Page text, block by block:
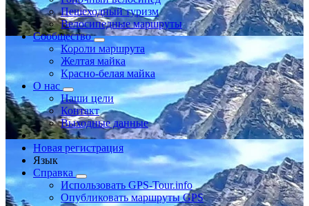
Пешеходный туризм
Велосипедные маршруты
Сообщество
Короли маршрута
Желтая майка
Красно-белая майка
О нас
Наши цели
Контакт
Выходные данные
Новая регистрация
Язык
Справка
Использовать GPS-Tour.info
Опубликовать маршруты GPS